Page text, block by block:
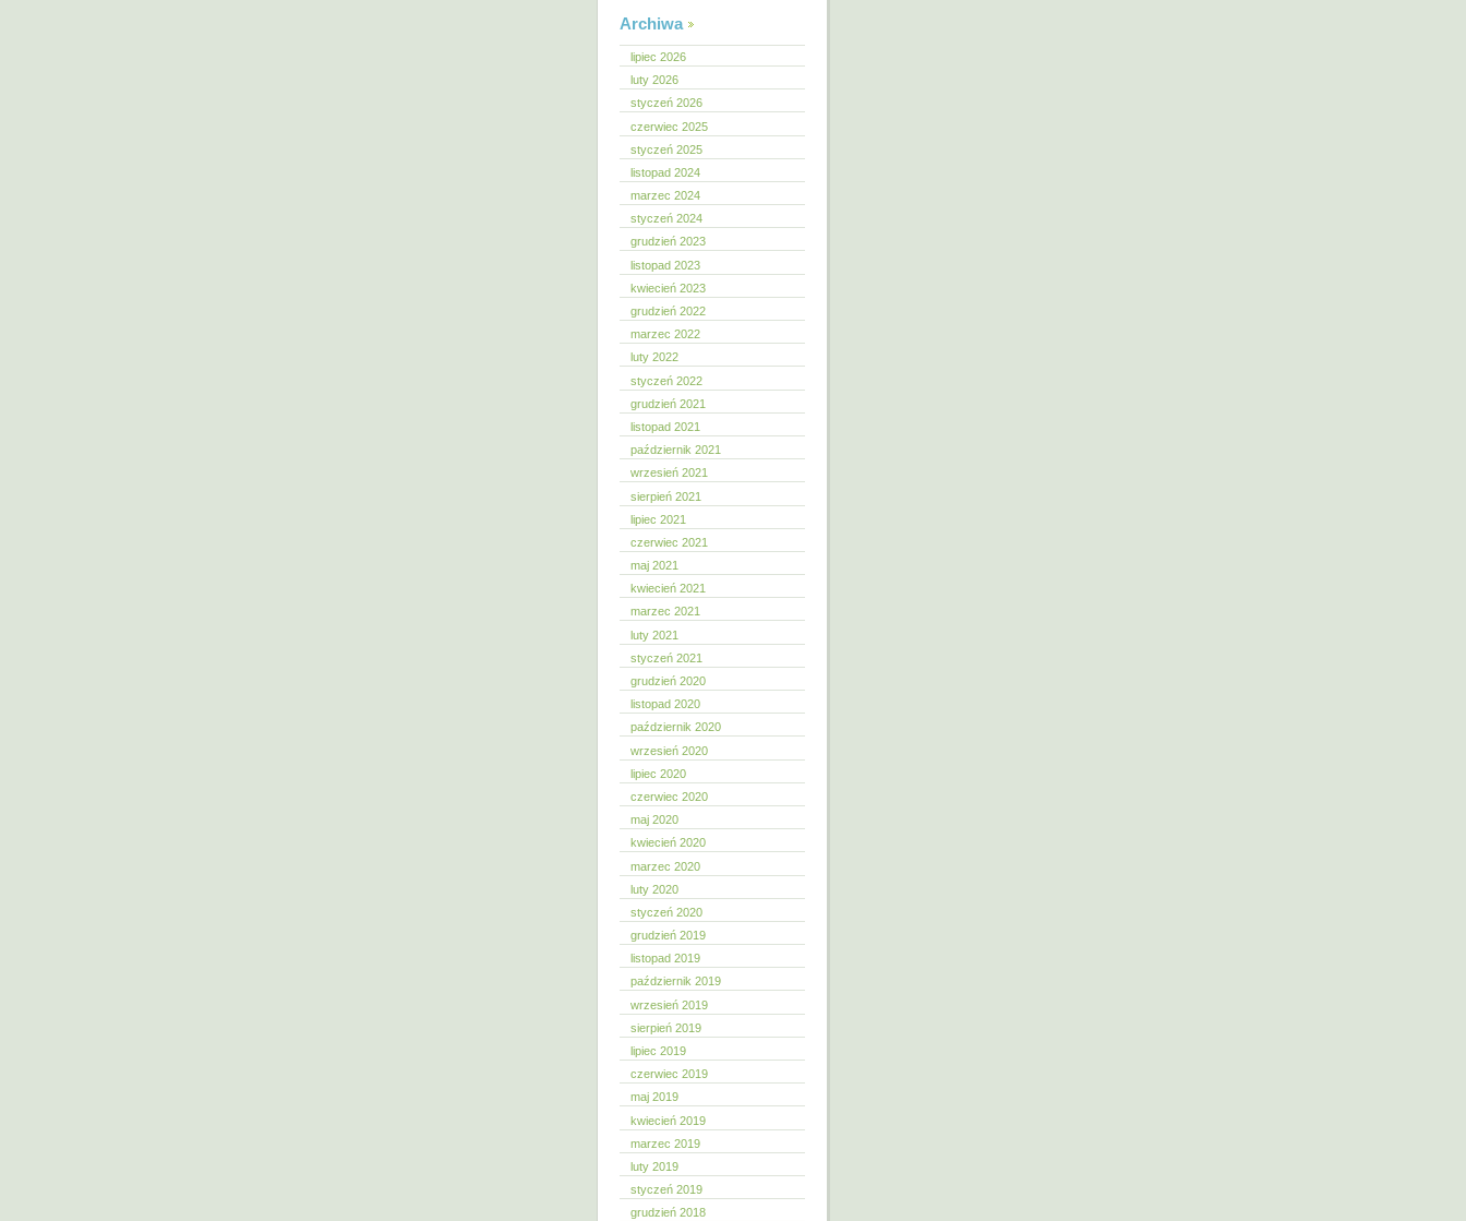
Archiwa
lipiec 2026
luty 2026
styczeń 2026
czerwiec 2025
styczeń 2025
listopad 2024
marzec 2024
styczeń 2024
grudzień 2023
listopad 2023
kwiecień 2023
grudzień 2022
marzec 2022
luty 2022
styczeń 2022
grudzień 2021
listopad 2021
październik 2021
wrzesień 2021
sierpień 2021
lipiec 2021
czerwiec 2021
maj 2021
kwiecień 2021
marzec 2021
luty 2021
styczeń 2021
grudzień 2020
listopad 2020
październik 2020
wrzesień 2020
lipiec 2020
czerwiec 2020
maj 2020
kwiecień 2020
marzec 2020
luty 2020
styczeń 2020
grudzień 2019
listopad 2019
październik 2019
wrzesień 2019
sierpień 2019
lipiec 2019
czerwiec 2019
maj 2019
kwiecień 2019
marzec 2019
luty 2019
styczeń 2019
grudzień 2018